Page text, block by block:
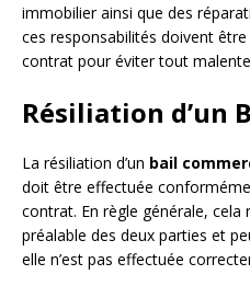
immobilier ainsi que des
ces responsabilités doivent
contrat pour éviter tout
Résiliation d’un
La résiliation d’un bail
doit être effectuée
contrat. En règle générale,
préalable des deux parties et
elle n’est pas effectuée